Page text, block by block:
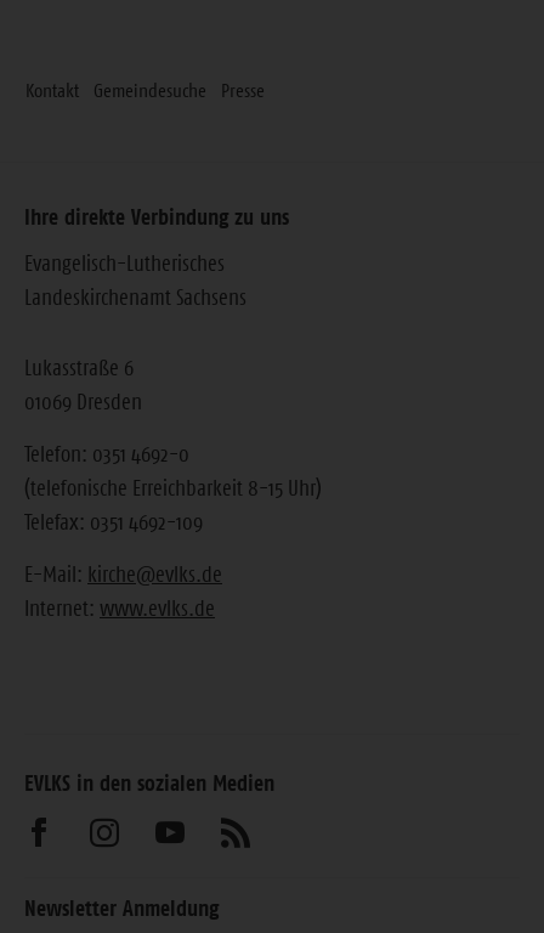
Kontakt Gemeindesuche Presse
Ihre direkte Verbindung zu uns
Evangelisch-Lutherisches
Landeskirchenamt Sachsens
Lukasstraße 6
01069 Dresden
Telefon: 0351 4692-0
(telefonische Erreichbarkeit 8-15 Uhr)
Telefax: 0351 4692-109
E-Mail: kirche@evlks.de
Internet: www.evlks.de
EVLKS in den sozialen Medien
BesuchenBesuchenBesuchenAbonnieren
Newsletter Anmeldung